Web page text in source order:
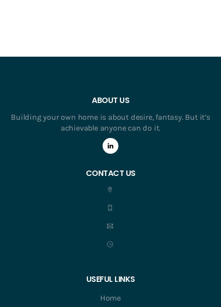
ABOUT US
Building your own home is about desire, fantasy. But it’s
achievable anyone can do it.
CONTACT US
USEFUL LINKS
Home